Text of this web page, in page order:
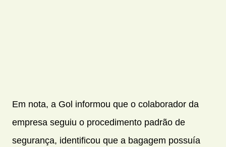
Em nota, a Gol informou que o colaborador da
empresa seguiu o procedimento padrão de
segurança, identificou que a bagagem possuía